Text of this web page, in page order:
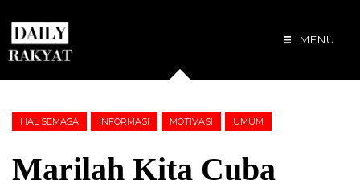
MENU
HAL SEMASA INFORMASI MOTIVASI UMUM
Marilah Kita Cuba